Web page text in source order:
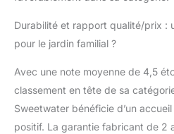
Durabilité et rapport qualité/prix :
pour le jardin familial ?
Avec une note moyenne de 4,5
classement en tête de sa
Sweetwater bénéficie d’un
positif. La garantie fabricant de 2